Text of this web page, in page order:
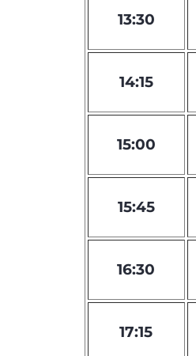
13:30
14:15
15:00
15:45
16:30
17:15